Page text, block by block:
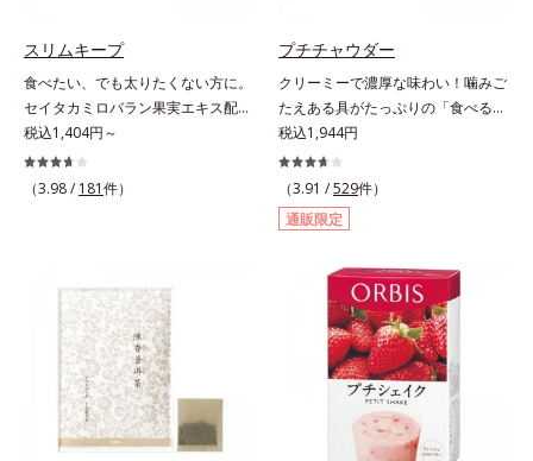
を毎朝の習慣にして、スッキリ健康
＆キレイな毎日を。
スリムキープ
食べたい、でも太りたくない方に。
セイタカミロバラン果実エキス配合
の楽しみながら続けるダイエット応
援サプリ。ダイエット中なのに食欲
を抑えきれずついつい食べ過ぎてし
トです。ポリフェノール類を豊富に
含む、アジア圏で古くから伝承され
ている健康果実「セイタカミロバラ
ン果実」を配合。さらに桑の葉エキ
スに加え、健康茶として知られる杜
仲葉エキスやグァバ葉エキス、茶花
エキスの植物由来の4つの成分が、
税込1,404円～
（3.98 / 181件）
プチチャウダー
クリーミーで濃厚な味わい！噛みご
たえある具がたっぷりの「食べる」
スープ。クリーミーなスープに大粒
コーンやクルトン、鶏肉のような食
感の大豆たんぱくなど、具だくさん
の「食べる」スープです。ボリュー
ム感のある食べごたえで、お腹にし
るぷる感のある毎日に必要なコラー
ゲン*を1,000mgも配合。ダイエッ
トによるやつれ感を気にせず、キレ
イをサポートします。さらに、食事
制限で心配な栄養面もしっかりカバ
ー。ビタミン10種とミネラル2種を
約1/3日分、食物繊維を4.0gも配合
し、満腹感と朝のスッキリを期待で
税込1,944円
（3.91 /529件）
通販限定